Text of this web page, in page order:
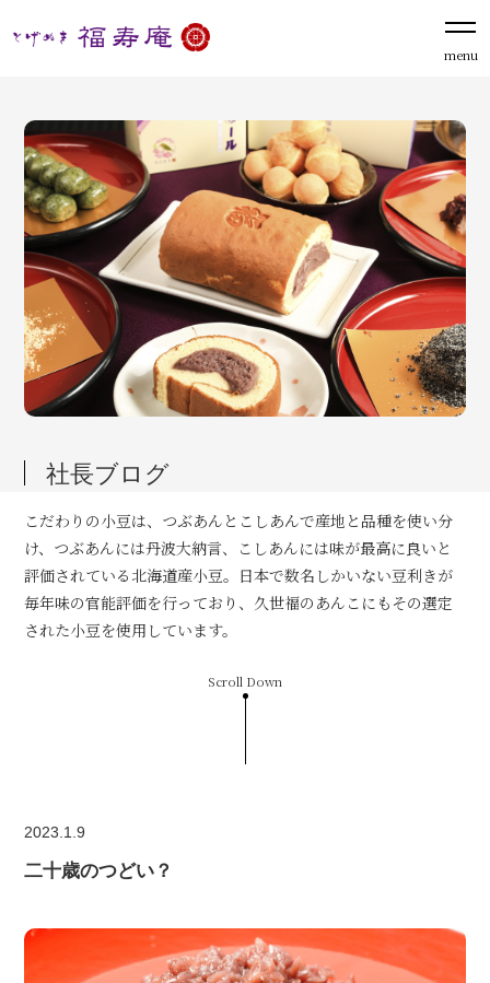
menu
社長ブログ
こだわりの小豆は、つぶあんとこしあんで産地と品種を使い分
け、つぶあんには丹波大納言、こしあんには味が最高に良いと
評価されている北海道産小豆。日本で数名しかいない豆利きが
毎年味の官能評価を行っており、久世福のあんこにもその選定
された小豆を使用しています。
Scroll Down
2023.1.9
二十歳のつどい？